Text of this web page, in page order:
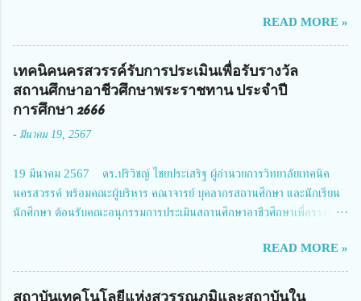
สมาคมวิศวกรรมชีวการแพทย์ไทย จัดการประชุมเผยแพร่ผลการดำเนินงาน
โครงการการวิจัยเชิงปฏิบัติการโดยบูรณาการทุกภาคส่วน เพื่อลดอุบัติเหตุและ
การเสียชีวิตให้สอดคล้องกับเป้าหมายแผนแม่บทฉบับที่ 5 ในวันที่ 22 มีนาคม
2567 โดยมี ดร.วิภารัตน์ ดีอ่อง ผู้อำนวยการสำนักงานการวิจัยแห่งชาติ เป็น
ประธานในพิธีเปิดพร้อมให้นโยบายการผลักดันงานวิจัยเพื่อความปลอดภัยทาง
การประชุมในครั้งนี้ นางสาวสตตกมล เกียรติพานิช ผู้อำนวยการกองบริหารทุน
Richmond Stylish Convention Hotel จังหวัดนนทบุรี ดร.วิภารัตน์ ดีอ่อง
ผู้อำนวยการสำนักงานการวิจัยแห่งชาติ กล่าวว่า วช. ในฐานะหน่วยงานบริหาร
จัดการทุนวิจัยและนวัตกรรมได้เล็งเห็นถึงความสำคัญของกา...
READ MORE »
เทคนิคนครสวรรค์รับการประเมินเพื่อรับรางวัล
สถานศึกษาอาชีวศึกษาพระราชทาน ประจำปี
การศึกษา 2666
- มีนาคม 19, 2567
19 มีนาคม 2567 ดร.ปริวิชญ์ ไชยประเสริฐ ผู้อำนวยการวิทยาลัยเทคนิค
นครสวรรค์ พร้อมคณะผู้บริหาร คณาจารย์ บุคลากรสถานศึกษา และนักเรียน
นักศึกษา ต้อนรับคณะอนุกรรมการประเมินสถานศึกษาอาชีวศึกษาเพื่อรางวัล
นายจักรภพ เนวะมาตย์ ผู้อำนวยการวิทยาลัยเทคนิคตาก ประธานคณะอนุกร
รมการฯ 1.นายวณิชา คณะใน ผู้ทรงคุณวุฒิ 2.นายภัทธาวุธ โพธา ผู้อำนวย
การวิทยาลัยสารพัดช่างกำแพงเพชร 3.นางสาวหัตถาภรณ์ เสาร์เรือน ผู้อำนวย
READ MORE »